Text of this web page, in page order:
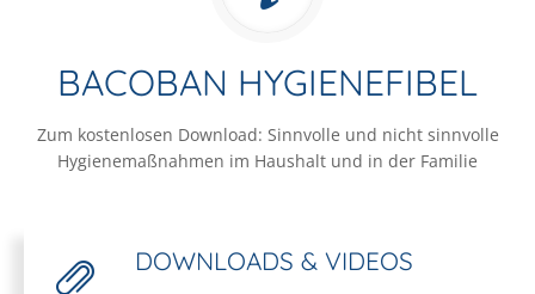
BACOBAN HYGIENEFIBEL
Zum kostenlosen Download: Sinnvolle und nicht sinnvolle
Hygienemaßnahmen im Haushalt und in der Familie
DOWNLOADS & VIDEOS